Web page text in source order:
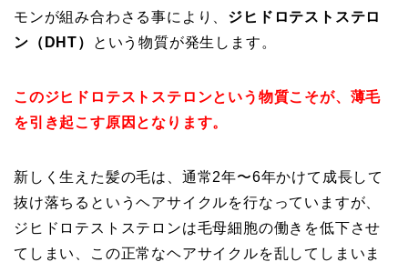
モンが組み合わさる事により、 ジヒドロテストステロ
ン（DHT）
という物質が発生します。
このジヒドロテストステロンという物質こそが、薄毛
を引き起こす原因となります。
新しく生えた髪の毛は、通常2年〜6年かけて成長して
抜け落ちるというヘアサイクルを行なっていますが、
ジヒドロテストステロンは毛母細胞の働きを低下させ
てしまい、この正常なヘアサイクルを乱してしまいま